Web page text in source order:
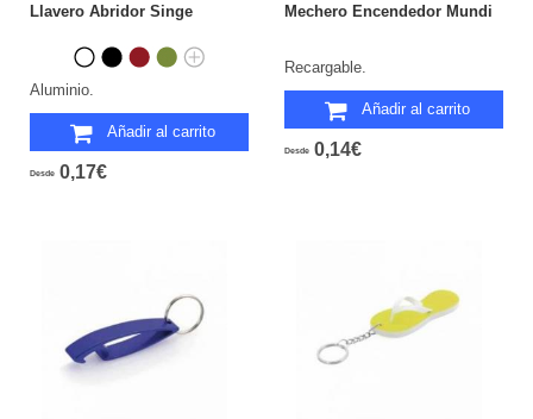
Llavero Abridor Singe
Aluminio.
Añadir al carrito
Desde 0,17€
Mechero Encendedor Mundi
Recargable.
Añadir al carrito
Desde 0,14€